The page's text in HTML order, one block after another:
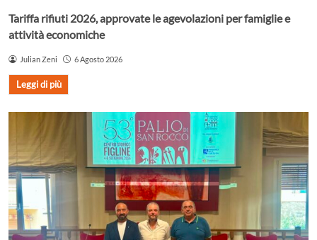
Tariffa rifiuti 2026, approvate le agevolazioni per famiglie e
attività economiche
Julian Zeni 6 Agosto 2026
Leggi di più